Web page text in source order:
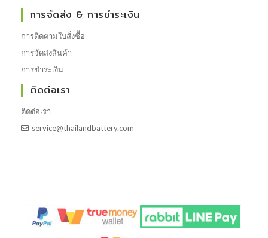
การจัดส่ง & การชำระเงิน
การติดตามใบสั่งซื้อ
การจัดส่งสินค้า
การชำระเงิน
ติดต่อเรา
ติดต่อเรา
service@thailandbattery.com